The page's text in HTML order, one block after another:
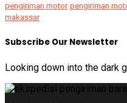
pengiriman motor pengiriman
makassar
Subscribe Our Newsletter
Looking down into the dark